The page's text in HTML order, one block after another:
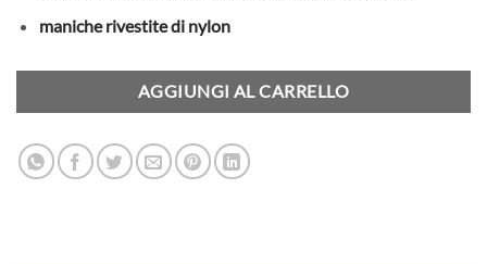
maniche rivestite di nylon
AGGIUNGI AL CARRELLO